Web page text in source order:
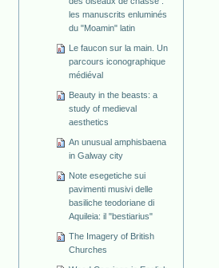
les manuscrits enluminés
du "Moamin" latin
Le faucon sur la main. Un
parcours iconographique
médiéval
Beauty in the beasts: a
study of medieval
aesthetics
An unusual amphisbaena
in Galway city
Note esegetiche sui
pavimenti musivi delle
basiliche teodoriane di
Aquileia: il "bestiarius"
The Imagery of British
Churches